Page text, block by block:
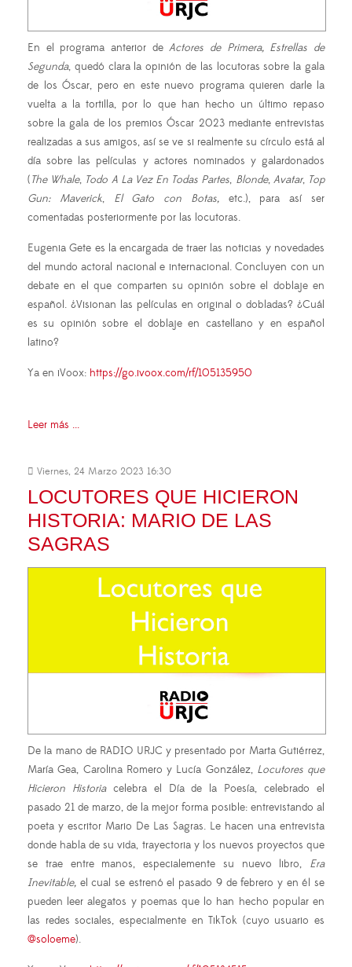
En el programa anterior deActores de Primera, Estrellas de
Segunda, quedó clara la opinión de las locutoras sobre la gala
de los Óscar, pero en este nuevo programa quieren darle la
vuelta a la tortilla, por lo que han hecho un último repaso
sobre la gala de los premios Óscar 2023 mediante entrevistas
realizadas a sus amigos, así se ve si realmente su círculo está al
día sobre las películas y actores nominados y galardonados
(The Whale, Todo A La Vez En Todas Partes, Blonde, Avatar, Top
Gun: Maverick, El Gato con Botas, etc.), para así ser
comentadas posteriormente por las locutoras.
Eugenia Gete es la encargada de traer las noticias y novedades
del mundo actoral nacional e internacional. Concluyen con un
debate en el que comparten su opinión sobre el doblaje en
español. ¿Visionan las películas en original o dobladas? ¿Cuál
es su opinión sobre el doblaje en castellano y en español
latino?
Ya en iVoox: https://go.ivoox.com/rf/105135950
Leer más ...
Viernes, 24 Marzo 2023 16:30
LOCUTORES QUE HICIERON
HISTORIA: MARIO DE LAS
SAGRAS
De la mano de RADIO URJC y presentado por Marta Gutiérrez,
María Gea, Carolina Romero y Lucía González, Locutores que
Hicieron Historiacelebra el Día de la Poesía, celebrado el
pasado 21 de marzo, de la mejor forma posible: entrevistando al
poeta y escritor Mario De Las Sagras. Le hacen una entrevista
donde habla de su vida, trayectoria y los nuevos proyectos que
se trae entre manos, especialemente su nuevo libro, Era
Inevitable, el cual se estrenó el pasado 9 de febrero y en él se
pueden leer alegatos y poemas que lo han hecho popular en
las redes sociales, especialmente en TikTok (cuyo usuario es
@soloeme).